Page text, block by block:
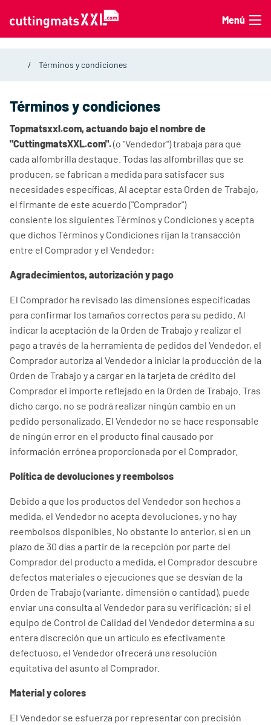
Menú
Términos y condiciones
Términos y condiciones
Topmatsxxl.com, actuando bajo el nombre de
"CuttingmatsXXL.com".(o "Vendedor") trabaja para que
cada alfombrilla destaque. Todas las alfombrillas que se
producen, se fabrican a medida para satisfacer sus
necesidades específicas. Al aceptar esta Orden de Trabajo,
el firmante de este acuerdo ("Comprador")
consiente los siguientes Términos y Condiciones y acepta
que dichos Términos y Condiciones rijan la transacción
entre el Comprador y el Vendedor:
Agradecimientos, autorización y pago
El Comprador ha revisado las dimensiones especificadas
para confirmar los tamaños correctos para su pedido. Al
indicar la aceptación de la Orden de Trabajo y realizar el
pago a través de la herramienta de pedidos del Vendedor, el
Comprador autoriza al Vendedor a iniciar la producción de la
Orden de Trabajo y a cargar en la tarjeta de crédito del
Comprador el importe reflejado en la Orden de Trabajo. Tras
dicho cargo, no se podrá realizar ningún cambio en un
pedido personalizado. El Vendedor no se hace responsable
de ningún error en el producto final causado por
información errónea proporcionada por el Comprador.
Política de devoluciones y reembolsos
Debido a que los productos del Vendedor son hechos a
medida, el Vendedor no acepta devoluciones, y no hay
reembolsos disponibles. No obstante lo anterior, si en un
plazo de 30 días a partir de la recepción por parte del
Comprador del producto a medida, el Comprador descubre
defectos materiales o ejecuciones que se desvían de la
Orden de Trabajo (variante, dimensión o cantidad), puede
enviar una consulta al Vendedor para su verificación; si el
equipo de Control de Calidad del Vendedor determina a su
entera discreción que un artículo es efectivamente
defectuoso, el Vendedor ofrecerá una resolución
equitativa del asunto al Comprador.
Material y colores
El Vendedor se esfuerza por representar con precisión